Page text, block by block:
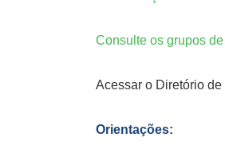
Consulte os grupos
Acessar o Diretório
Orientações: